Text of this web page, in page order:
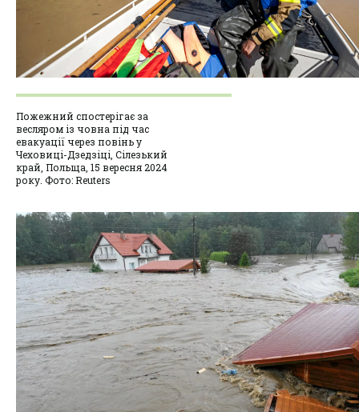
Пожежний спостерігає за
весляром із човна під час
евакуації через повінь у
Чеховиці-Дзедзіці, Сілезький
край, Польща, 15 вересня 2024
року. Фото: Reuters